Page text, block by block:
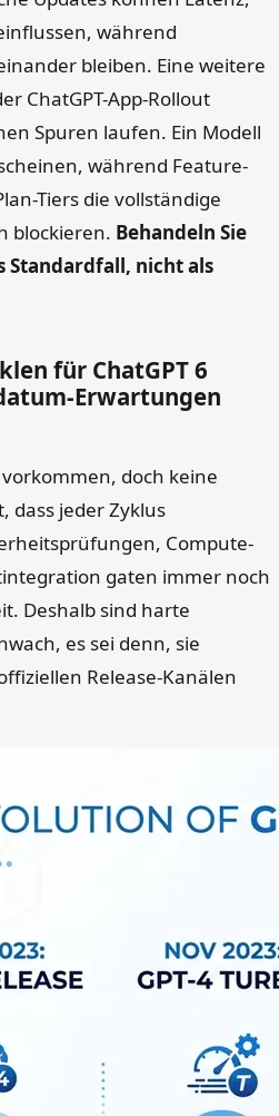
während
bleiben. Eine weitere
ChatGPT-App-Rollout
Spuren laufen. Ein Modell
während Feature-
Tiers die vollständige
blockieren. Behandeln Sie
Standardfall, nicht als
für ChatGPT 6
Erwartungen
doch keine
dass jeder Zyklus
Compute-
gaten immer noch
Deshalb sind harte
es sei denn, sie
Release-Kanälen